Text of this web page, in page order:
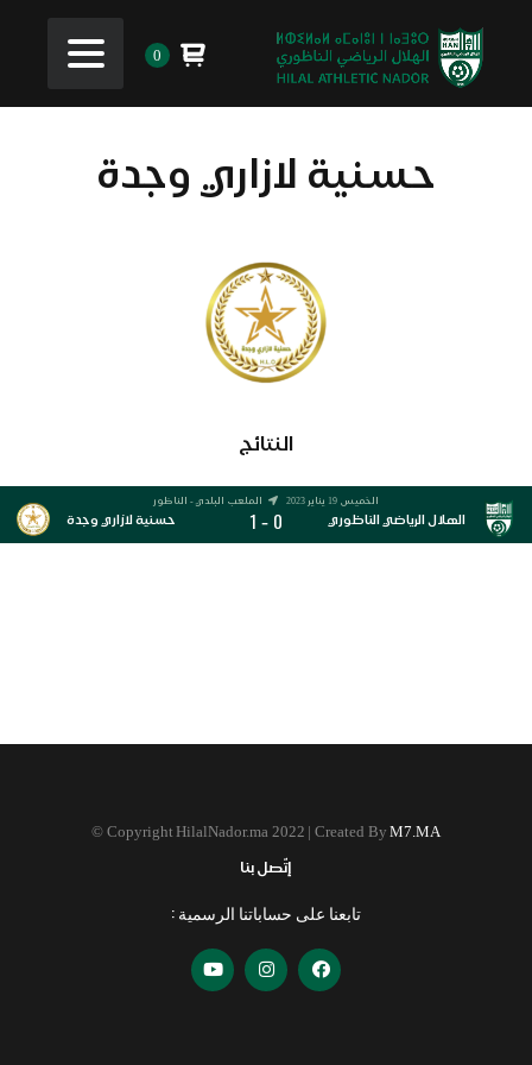
0
حسنية لازاري وجدة
النتائج
الخميس 19 يناير 2023 الملعب البلدي - الناظور
الهلال الرياضي الناظوري 0
-
1 حسنية لازاري وجدة
Copyright HilalNador.ma 2022 | Created ByM7.MA
©
إتّصل بنا
تابعنا على حساباتنا الرسمية :